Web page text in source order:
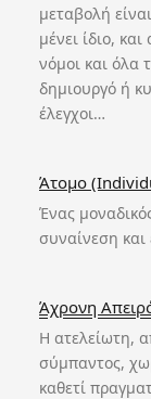
μεταβολή
μένει ίδιο,
νόμοι και όλα
δημιουργό ή
έλεγχοι…
Άτομο
Ένας
συναίνεση
Άχρονη
Η ατελείωτη,
σύμπαντος,
καθετί